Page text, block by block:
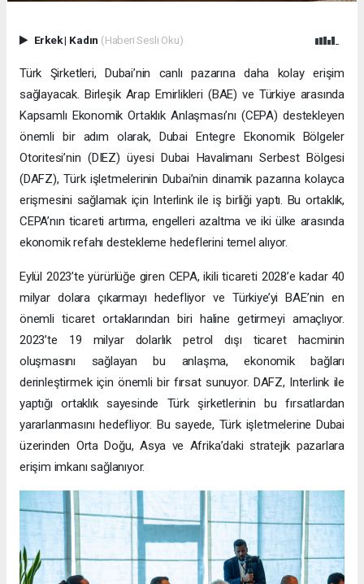
Erkek| Kadın (Haberi Sesli Oku)
Türk Şirketleri, Dubai’nin canlı pazarına daha kolay erişim
sağlayacak. Birleşik Arap Emirlikleri (BAE) ve Türkiye arasında
Kapsamlı Ekonomik Ortaklık Anlaşması’nı (CEPA) destekleyen
önemli bir adım olarak, Dubai Entegre Ekonomik Bölgeler
Otoritesi’nin (DIEZ) üyesi Dubai Havalimanı Serbest Bölgesi
(DAFZ), Türk işletmelerinin Dubai’nin dinamik pazarına kolayca
erişmesini sağlamak için Interlink ile iş birliği yaptı. Bu ortaklık,
CEPA’nın ticareti artırma, engelleri azaltma ve iki ülke arasında
ekonomik refahı destekleme hedeflerini temel alıyor.
Eylül 2023’te yürürlüğe giren CEPA, ikili ticareti 2028’e kadar 40
milyar dolara çıkarmayı hedefliyor ve Türkiye’yi BAE’nin en
önemli ticaret ortaklarından biri haline getirmeyi amaçlıyor.
2023’te 19 milyar dolarlık petrol dışı ticaret hacminin
oluşmasını sağlayan bu anlaşma, ekonomik bağları
derinleştirmek için önemli bir fırsat sunuyor. DAFZ, Interlink ile
yaptığı ortaklık sayesinde Türk şirketlerinin bu fırsatlardan
yararlanmasını hedefliyor. Bu sayede, Türk işletmelerine Dubai
üzerinden Orta Doğu, Asya ve Afrika’daki stratejik pazarlara
erişim imkanı sağlanıyor.